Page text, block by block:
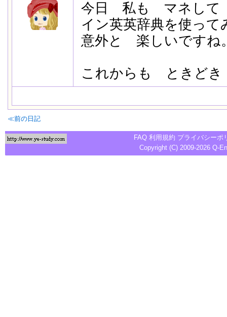
今日 私も マネして
イン英英辞典を使って
意外と 楽しいですね
これからも ときど
≪前の日記
FAQ 利用規約 プライバシーポ
Copyright (C) 2009-2026 Q-